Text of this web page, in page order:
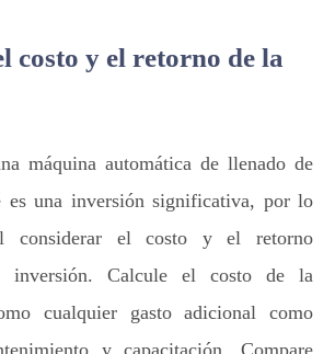
costo y el retorno de la
máquina automática de llenado de
es una inversión significativa, por lo
considerar el costo y el retorno
inversión. Calcule el costo de la
cualquier gasto adicional como
y capacitación. Compare